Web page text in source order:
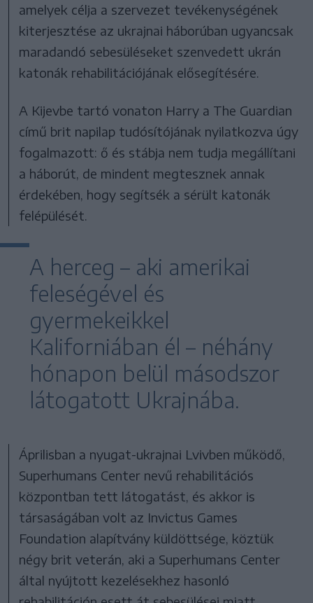
amelyek célja a szervezet tevékenységének
kiterjesztése az ukrajnai háborúban ugyancsak
maradandó sebesüléseket szenvedett ukrán
katonák rehabilitációjának elősegítésére.
A Kijevbe tartó vonaton Harry a The Guardian
című brit napilap tudósítójának nyilatkozva úgy
fogalmazott: ő és stábja nem tudja megállítani
a háborút, de mindent megtesznek annak
érdekében, hogy segítsék a sérült katonák
felépülését.
A herceg – aki amerikai
feleségével és
gyermekeikkel
Kaliforniában él – néhány
hónapon belül másodszor
látogatott Ukrajnába.
Áprilisban a nyugat-ukrajnai Lvivben működő,
Superhumans Center nevű rehabilitációs
központban tett látogatást, és akkor is
társaságában volt az Invictus Games
Foundation alapítvány küldöttsége, köztük
négy brit veterán, aki a Superhumans Center
által nyújtott kezelésekhez hasonló